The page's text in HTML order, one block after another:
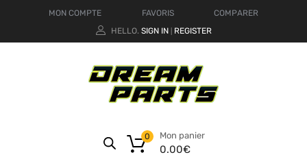
MON COMPTE FAVORIS
COMPARER
HELLO. SIGN IN REGISTER
Mon panier
0.00€
0